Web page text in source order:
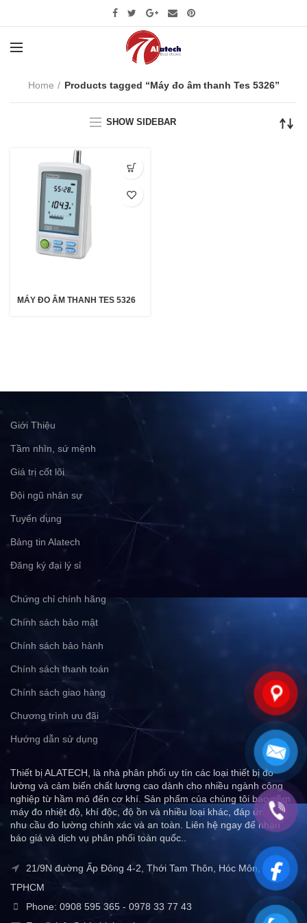
Home Products tagged “Máy đo âm thanh Tes 5326”
SHOW SIDEBAR
MÁY ĐO ÂM THANH TES 5326
Giới Thiệu
Tầm nhìn, sứ mệnh
Giá trị cốt lõi
Đội ngũ nhân sự
Tuyển dụng
Bảng tin Alatech
Đăng ký đại lý sỉ
Chứng chỉ chính hãng
Chính sách bảo mật
Chính sách bảo hành
Chính sách thanh toán
Chính sách giao hàng
Chương trình ưu đãi
Hướng dẫn sử dụng
Thiết bị ALATECH, là nhà phân phối uy tín các loại thiết bị đo
lường và cảm biến chất lượng cao dành cho nhiều ngành công
nghiệp từ hầm mỏ đến cơ khí. Sản phẩm của chúng tôi bao gồm
máy đo nhiệt độ, khí độc, độ ồn và nhiều loại khác, đáp ứng mọi
nhu cầu đo lường chính xác và an toàn. Liên hệ ngay để nhận
báo giá và dịch vụ phân phối toàn quốc..
21/9N đường Ấp Đông 4-2, Thới Tam Thôn, Hóc Môn,
TPHCM
Phone: 0908 595 365 - 0978 33 77 43